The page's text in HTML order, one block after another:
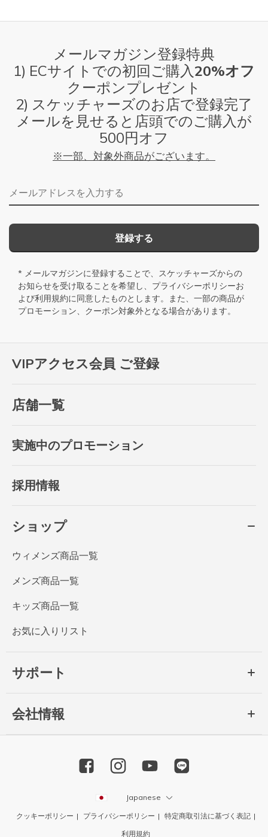
VIPアクセス会員 ご登録
店舗一覧
実施中のプロモーション
採用情報
ショップ
ウィメンズ商品一覧
メンズ商品一覧
キッズ商品一覧
お気に入りリスト
サポート
会社情報
メールマガジン登録特典
1) ECサイトでの初回ご購入 20%オフ
クーポンプレゼント
2) スケッチャーズのお店で登録完了
メールを見せると店頭でのご購入が
500円オフ
※一部、対象外商品がございます。
メールアドレス
登録する
* メールマガジンに登録することで、スケッチャーズからの
お知らせを受け取ることを希望し、 プライバシーポリシーお
よび利用規約に同意したものとします。また、一部の商品が
プロモーション、クーポン対象外となる場合があります。
Japanese
クッキーポリシー プライバシーポリシー
特定商取引法に基づく表記
利用規約